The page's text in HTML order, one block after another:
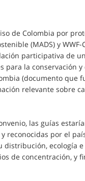
de Colombia por
(MADS) y
participativa de
para la conservación
(documento que
relevante sobre
las guías
reconocidas por el
distribución, ecología
de concentración, y